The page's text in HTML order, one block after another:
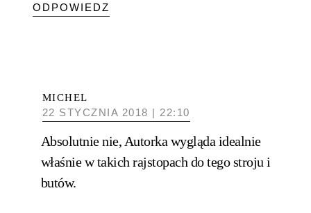
ODPOWIEDZ
MICHEL
22 STYCZNIA 2018 | 22:10
Absolutnie nie, Autorka wygląda idealnie
właśnie w takich rajstopach do tego stroju i
butów.